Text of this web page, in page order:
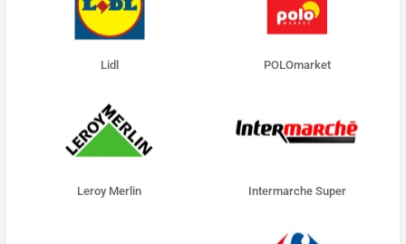
Lidl POLOmarket
Leroy Merlin Intermarche Super